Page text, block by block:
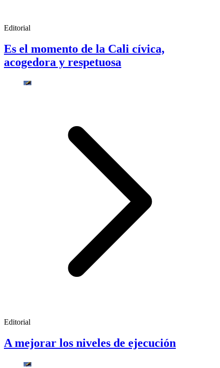
Editorial
Es el momento de la Cali cívica,
acogedora y respetuosa
Editorial
A mejorar los niveles de ejecución